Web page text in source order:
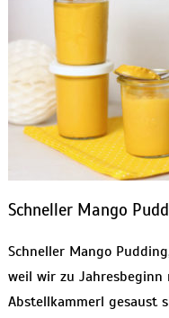
Schneller Mango
Schneller Mango
weil wir zu Jahresbeginn
Abstellkammerl gesaust